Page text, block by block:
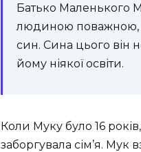
Батько Маленького
людиною поважною,
син. Сина цього він
йому ніякої освіти.
Коли Муку було 16
заборгувала сім’я. Мук